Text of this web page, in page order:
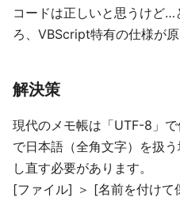
コードは正しいと思うけど…
ろ、VBScript特有の仕様が原
解決策
現代のメモ帳は「UTF-8」
で日本語（全角文字）を扱
し直す必要があります。
[ファイル] ＞ [名前を付け